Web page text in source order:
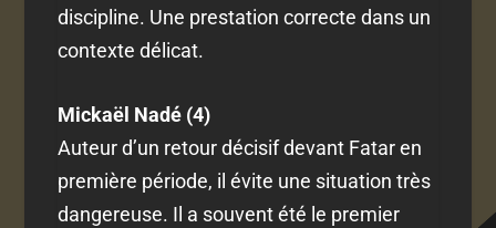
discipline. Une prestation correcte dans un
contexte délicat.
Mickaël Nadé (4)
Auteur d’un retour décisif devant Fatar en
première période, il évite une situation très
dangereuse. Il a souvent été le premier